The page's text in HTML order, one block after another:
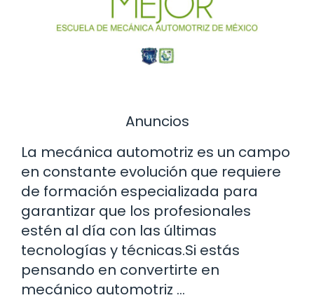
Anuncios
La mecánica automotriz es un campo
en constante evolución que requiere
de formación especializada para
garantizar que los profesionales
estén al día con las últimas
tecnologías y técnicas.Si estás
pensando en convertirte en
mecánico automotriz …